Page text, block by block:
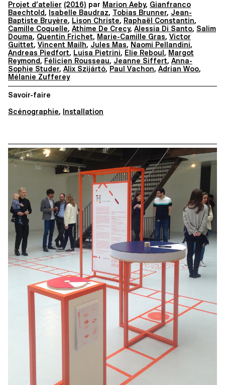
Projet d’atelier (2016) par Marion Aeby, Gianfranco
Baechtold, Isabelle Baudraz, Tobias Brunner, Jean-
Baptiste Bruyère, Lison Christe, Raphaël Constantin,
Camille Coquelle, Athime De Crecy, Alessia Di Santo, Salim
Douma, Quentin Frichet, Marie-Camille Gras, Victor
Guittet, Vincent Mailh, Jules Mas, Naomi Pellandini,
Andreas Piedfort, Luisa Pietrini, Elie Reboul , Margot
Reymond, Félicien Rousseau, Jeanne Siffert, Anna-
Sophie Studer, Alix Szijártó, Paul Vachon, Adrian Woo,
Mélanie Zufferey
Savoir-faire
Scénographie, Installation